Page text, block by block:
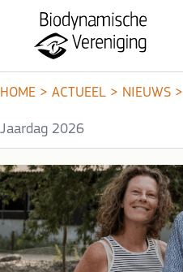
HOME > ACTUEEL > NIEUWS >
Jaardag 2026